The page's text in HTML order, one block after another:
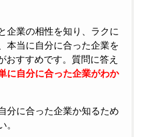
企業の相性を知り、ラクに
本当に自分に合った企業を
おすすめです。質問に答え
に自分に合った企業がわか
分に合った企業か知るため
。